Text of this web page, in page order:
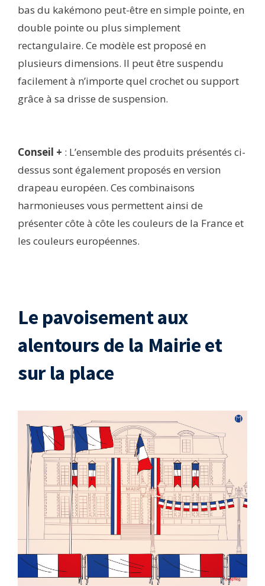
bas du kakémono peut-être en simple pointe, en
double pointe ou plus simplement
rectangulaire. Ce modèle est proposé en
plusieurs dimensions. Il peut être suspendu
facilement à n’importe quel crochet ou support
grâce à sa drisse de suspension.
Conseil + : L’ensemble des produits présentés ci-
dessus sont également proposés en version
drapeau européen. Ces combinaisons
harmonieuses vous permettent ainsi de
présenter côte à côte les couleurs de la France et
les couleurs européennes.
Le pavoisement aux
alentours de la Mairie et
sur la place